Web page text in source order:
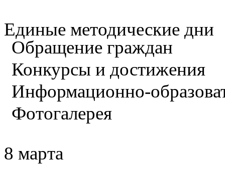
Единые методические дни
Обращение граждан
Конкурсы и достижения
Информационно-
Фотогалерея
8 марта